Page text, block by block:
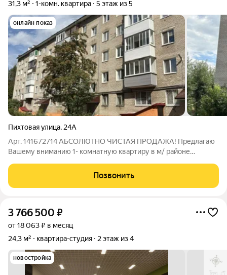
31,3 м² 1-комн. квартира 5 этаж из 5
онлайн показ
Пихтовая улица, 24А
Арт. 141672714 АБСОЛЮТНО ЧИСТАЯ ПРОДАЖА! Предлагаю
Вашему вниманию 1- комнатную квартиру в м/ районе
КИРПИЧНЫЙ дом ( БРЕЖНЕВКА). В квартире требуется
косметический ремонт. ТРУБЫ, СТОЯК, БАТАРЕИ
Позвонить
3 766 500 ₽
от 18 063 ₽ в месяц
24,3 м²
квартира-студия 2 этаж из 4
новостройка